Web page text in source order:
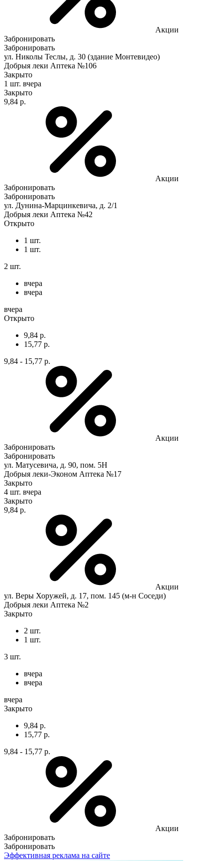
Акции
Забронировать
Забронировать
ул. Николы Теслы, д. 30 (здание Монтевидео)
Добрыя леки Аптека №106
Закрыто
1 шт. вчера
Закрыто
9,84 р.
Акции
Забронировать
Забронировать
ул. Дунина-Марцинкевича, д. 2/1
Добрыя леки Аптека №42
Открыто
1 шт.
1 шт.
2 шт.
вчера
вчера
вчера
Открыто
9,84 р.
15,77 р.
9,84 - 15,77 р.
Акции
Забронировать
Забронировать
ул. Матусевича, д. 90, пом. 5Н
Добрыя леки-Эконом Аптека №17
Закрыто
4 шт. вчера
Закрыто
9,84 р.
Акции
ул. Веры Хоружей, д. 17, пом. 145 (м-н Соседи)
Добрыя леки Аптека №2
Закрыто
2 шт.
1 шт.
3 шт.
вчера
вчера
вчера
Закрыто
9,84 р.
15,77 р.
9,84 - 15,77 р.
Акции
Забронировать
Забронировать
Эффективная реклама на сайте